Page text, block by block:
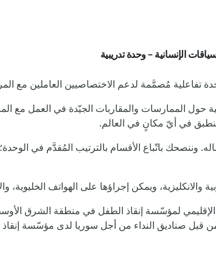
الإنسانية – وحدة تدريبية
تفاعلية مُصمَّمة لدعم الاختصاصيين العاملين مع
حول الممارسات والمقاربات الجيّدة في العمل
في أيّ مكانٍ في العالم.
3 ساعات لاستكماله. وننصحك باتّباع الأقسام بالترتيب
والانكليزية، ويمكن إجراؤها على الهواتف
لمؤسّسة إنقاذ الطفل في منطقة الشرق
قبل صناديق النداء من أجل سوريا لدى مؤسّسة إنقاذ